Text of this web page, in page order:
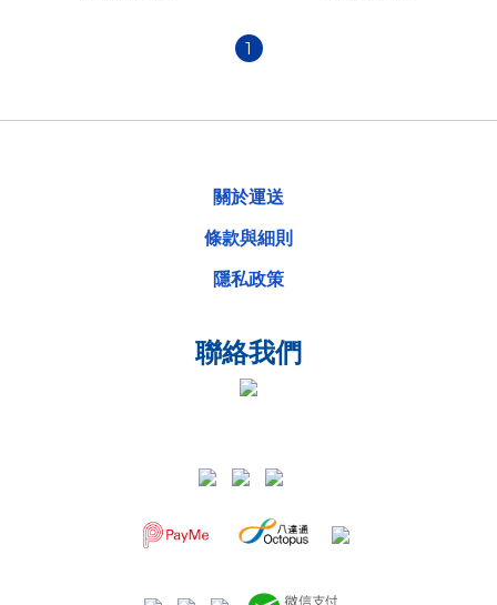
1
關於運送
條款與細則
隱私政策
聯絡我們